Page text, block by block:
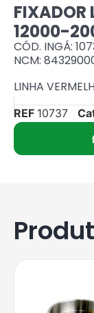
FIXADOR
12000-
CÓD. INGÁ:
NCM:
LINHA
REF 10737